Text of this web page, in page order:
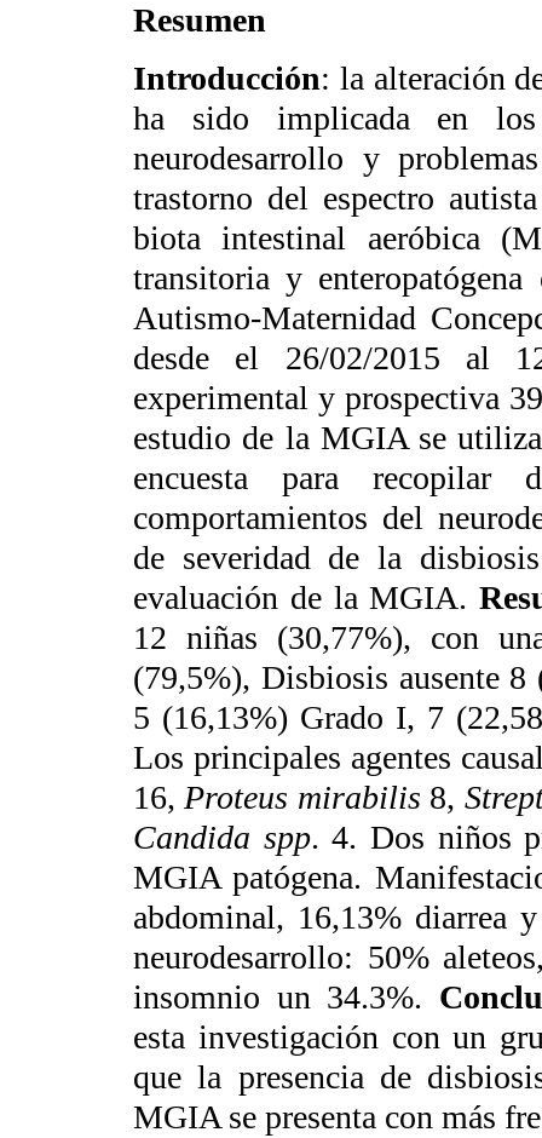
Resumen
Introducción: la alteración
ha sido implicada en los
neurodesarrollo y
trastorno del espectro
biota intestinal aeróbica
transitoria y
Autismo-Maternidad
desde el 26/02/2015 al
experimental y prospectiva
estudio de la MGIA se
encuesta para recopilar
comportamientos del
de severidad de la
evaluación de la MGIA.
12 niñas (30,77%), con
(79,5%), Disbiosis ausente
5 (16,13%) Grado I, 7
Los principales agentes
16,Proteus mirabilis 8,
Candida spp. 4. Dos niños
MGIA patógena.
abdominal, 16,13% diarrea
neurodesarrollo: 50%
insomnio un 34.3%.
esta investigación con un
que la presencia de
MGIA se presenta con más